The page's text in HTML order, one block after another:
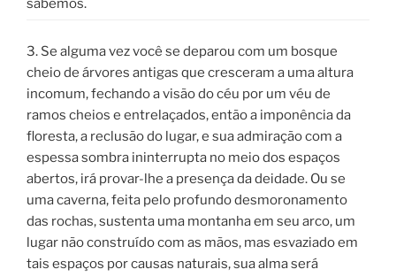
sabemos.
3. Se alguma vez você se deparou com um bosque
cheio de árvores antigas que cresceram a uma altura
incomum, fechando a visão do céu por um véu de
ramos cheios e entrelaçados, então a imponência da
floresta, a reclusão do lugar, e sua admiração com a
espessa sombra ininterrupta no meio dos espaços
abertos, irá provar-lhe a presença da deidade. Ou se
uma caverna, feita pelo profundo desmoronamento
das rochas, sustenta uma montanha em seu arco, um
lugar não construído com as mãos, mas esvaziado em
tais espaços por causas naturais, sua alma será